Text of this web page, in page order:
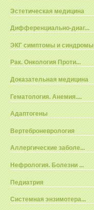
Эстетическая медицина
Дифференциально-диаг...
ЭКГ симптомы и синдромы
Рак. Онкология Проти...
Доказательная медицина
Гематология. Анемия....
Адаптогены
Вертеброневрология
Аллергические заболе...
Нефрология. Болезни ...
Педиатрия
Системная энзимотера...